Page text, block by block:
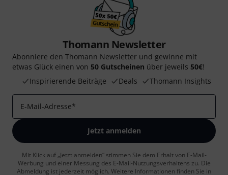
Thomann Newsletter
Abonniere den Thomann Newsletter und gewinne mit
etwas Glück einen von 50 Gutscheinen über jeweils 50€!
Inspirierende Beiträge
Deals Thomann Insights
E-Mail-Adresse*
Jetzt anmelden
Mit Klick auf „Jetzt anmelden“ stimmen Sie dem Erhalt von E-Mail-
Werbung und einer Messung des E-Mail-Nutzungsverhaltens zu. Die
Abmeldung ist jederzeit möglich. Weitere Informationen finden Sie in